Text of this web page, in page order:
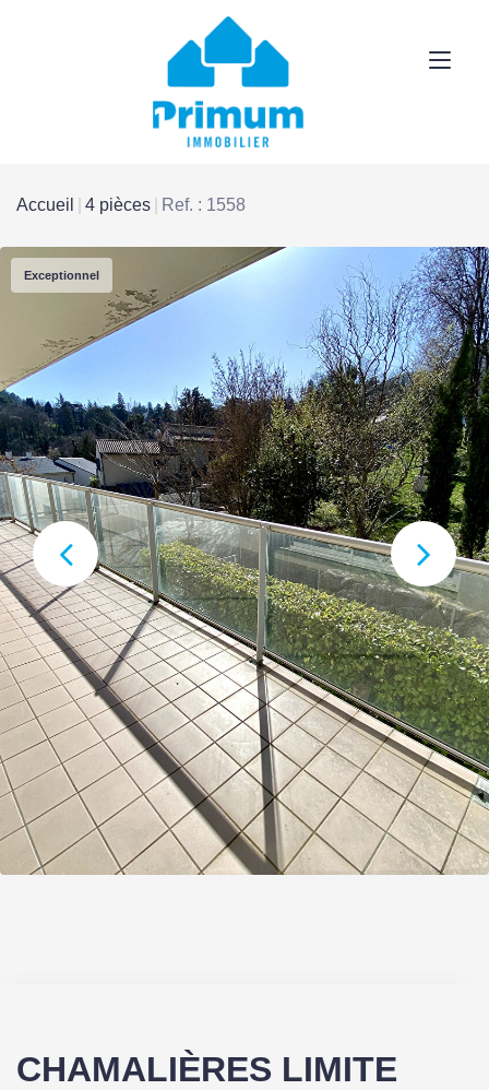
Accueil 4 pièces Ref. : 1558
Exceptionnel
CHAMALIÈRES LIMITE